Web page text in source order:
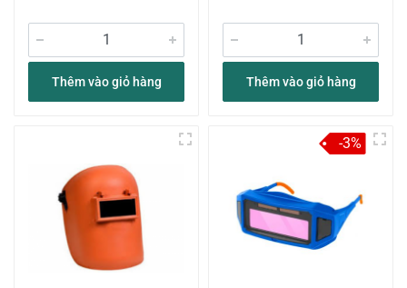
Thêm vào giỏ hàng Thêm vào giỏ hàng
-3%